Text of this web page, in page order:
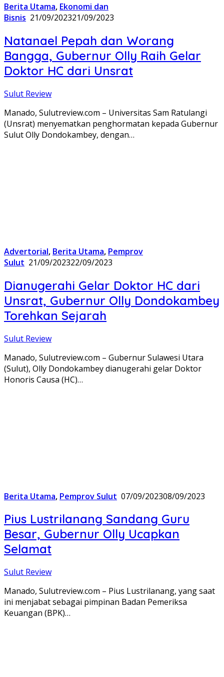
Berita Utama, Ekonomi dan
Bisnis 21/09/202321/09/2023
Natanael Pepah dan Worang
Bangga, Gubernur Olly Raih Gelar
Doktor HC dari Unsrat
Sulut Review
Manado, Sulutreview.com – Universitas Sam Ratulangi
(Unsrat) menyematkan penghormatan kepada Gubernur
Sulut Olly Dondokambey, dengan…
Advertorial, Berita Utama, Pemprov
Sulut 21/09/202322/09/2023
Dianugerahi Gelar Doktor HC dari
Unsrat, Gubernur Olly Dondokambey
Torehkan Sejarah
Sulut Review
Manado, Sulutreview.com – Gubernur Sulawesi Utara
(Sulut), Olly Dondokambey dianugerahi gelar Doktor
Honoris Causa (HC)…
Berita Utama, Pemprov Sulut 07/09/202308/09/2023
Pius Lustrilanang Sandang Guru
Besar, Gubernur Olly Ucapkan
Selamat
Sulut Review
Manado, Sulutreview.com – Pius Lustrilanang, yang saat
ini menjabat sebagai pimpinan Badan Pemeriksa
Keuangan (BPK)…